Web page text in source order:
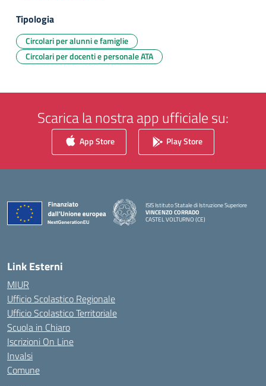
Tipologia
Circolari per alunni e famiglie
Circolari per docenti e personale ATA
Scarica la nostra app ufficiale su:
App Store Play Store
ISIS Istituto Statale di Istruzione Superiore
VINCENZO CORRADO
CASTEL VOLTURNO (CE)
Link Esterni
MIUR
Ufficio Scolastico Regionale
Ufficio Scolastico Territoriale
Scuola in Chiaro
Iscrizioni On Line
Invalsi
Comune